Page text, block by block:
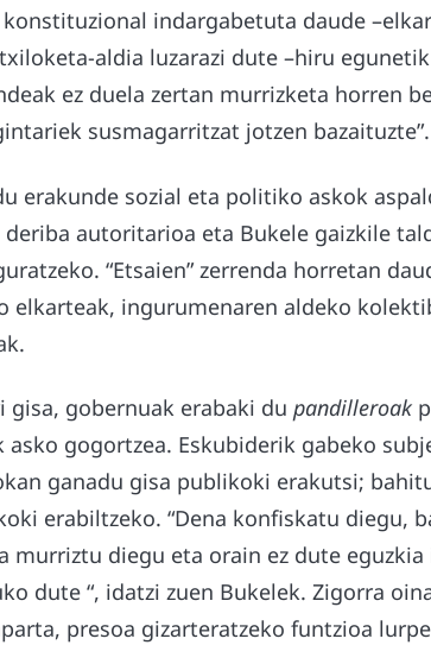
indargabetuta daude
aldia luzarazi dute –hiru
ez duela zertan murrizketa horren
susmagarritzat jotzen bazaituzte”.
erakunde sozial eta politiko askok
autoritarioa eta Bukele gaizkile
“Etsaien” zerrenda horretan
elkarteak, ingurumenaren aldeko
gisa, gobernuak erabaki du pandilleroak
gogortzea. Eskubiderik gabeko
ganadu gisa publikoki erakutsi;
erabiltzeko. “Dena konfiskatu diegu,
murriztu diegu eta orain ez dute
dute “, idatzi zuen Bukelek. Zigorra
presoa gizarteratzeko funtzioa